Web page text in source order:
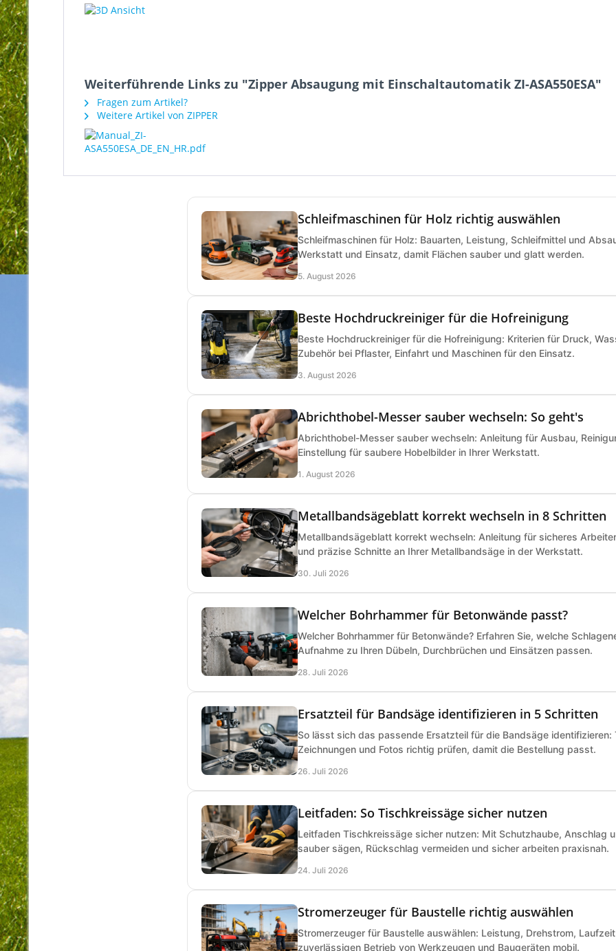
Weiterführende Links zu "Zipper Absaugung mit Einschaltautomatik ZI-ASA550ESA"
Fragen zum Artikel?
Weitere Artikel von ZIPPER
Schleifmaschinen für Holz richtig auswählen
Schleifmaschinen für Holz: Bauarten, Leistung, Schleifmittel und
Werkstatt und Einsatz, damit Flächen sauber und glatt werden.
5. August 2026
Beste Hochdruckreiniger für die Hofreinigung
Beste Hochdruckreiniger für die Hofreinigung: Kriterien für Druck,
Zubehör bei Pflaster, Einfahrt und Maschinen für den Einsatz.
3. August 2026
Abrichthobel-Messer sauber wechseln: So geht's
Abrichthobel-Messer sauber wechseln: Anleitung für Ausbau,
Einstellung für saubere Hobelbilder in Ihrer Werkstatt.
1. August 2026
Metallbandsägeblatt korrekt wechseln in 8 Schritten
Metallbandsägeblatt korrekt wechseln: Anleitung für sicheres
und präzise Schnitte an Ihrer Metallbandsäge in der Werkstatt.
30. Juli 2026
Welcher Bohrhammer für Betonwände passt?
Welcher Bohrhammer für Betonwände? Erfahren Sie, welche
Aufnahme zu Ihren Dübeln, Durchbrüchen und Einsätzen passen.
28. Juli 2026
Ersatzteil für Bandsäge identifizieren in 5 Schritten
So lässt sich das passende Ersatzteil für die Bandsäge identifizieren:
Zeichnungen und Fotos richtig prüfen, damit die Bestellung passt.
26. Juli 2026
Leitfaden: So Tischkreissäge sicher nutzen
Leitfaden Tischkreissäge sicher nutzen: Mit Schutzhaube, Anschlag
sauber sägen, Rückschlag vermeiden und sicher arbeiten praxisnah.
24. Juli 2026
Stromerzeuger für Baustelle richtig auswählen
Stromerzeuger für Baustelle auswählen: Leistung, Drehstrom,
zuverlässigen Betrieb von Werkzeugen und Baugeräten mobil.